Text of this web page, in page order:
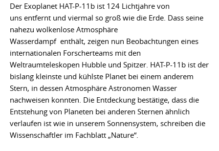
Der Exoplanet HAT-P-11b ist 124 Lichtjahre von
uns entfernt und viermal so groß wie die Erde. Dass seine
nahezu wolkenlose Atmosphäre
Wasserdampf enthält, zeigen nun Beobachtungen eines
internationalen Forscherteams mit den
Weltraumteleskopen Hubble und Spitzer. HAT-P-11b ist der
bislang kleinste und kühlste Planet bei einem anderem
Stern, in dessen Atmosphäre Astronomen Wasser
nachweisen konnten. Die Entdeckung bestätige, dass die
Entstehung von Planeten bei anderen Sternen ähnlich
verlaufen ist wie in unserem Sonnensystem, schreiben die
Wissenschaftler im Fachblatt „Nature“.